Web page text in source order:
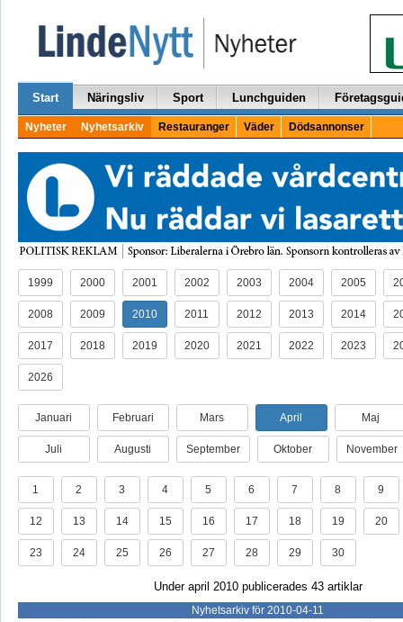
Start Näringsliv Sport Lunchguiden
Nyheter Nyhetsarkiv Restauranger Väder Dödsannonser
1999 2000 2001 2002 2003 2004 2005
2008 2009 2010 2011 2012 2013 2014
2017 2018 2019 2020 2021 2022 2023
2026
Januari Februari Mars April Maj
Juli Augusti September Oktober November
1 2 3 4 5 6 7 8 9
12 13 14 15 16 17 18 19 20
23 24 25 26 27 28 29 30
Under april 2010 publicerades 43 artiklar
Nyhetsarkiv för 2010-04-11